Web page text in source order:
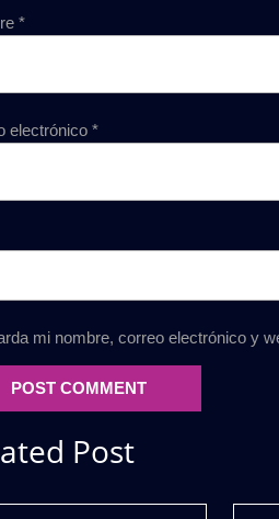
*
electrónico *
mi nombre, correo electrónico y
Post